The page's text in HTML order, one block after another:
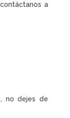
a
no dejes de